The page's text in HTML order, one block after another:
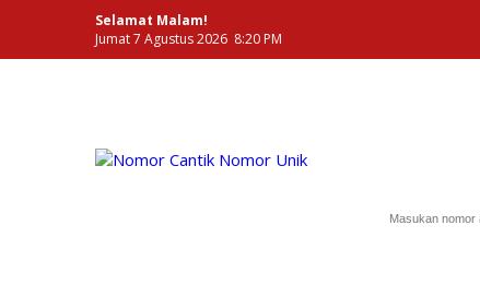
Selamat Malam!
Jumat 7 Agustus 2026 8:20 PM